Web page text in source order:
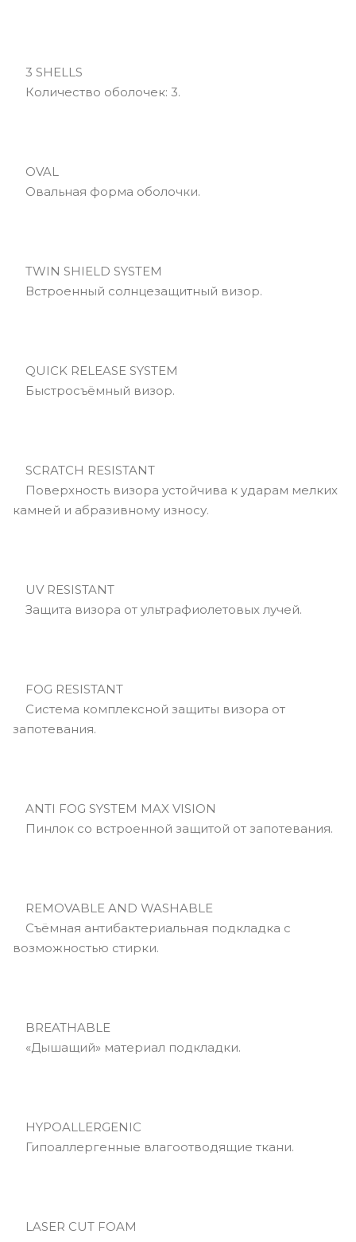
3 SHELLS
Количество оболочек: 3.
OVAL
Овальная форма оболочки.
TWIN SHIELD SYSTEM
Встроенный солнцезащитный визор.
QUICK RELEASE SYSTEM
Быстросъёмный визор.
SCRATCH RESISTANT
Поверхность визора устойчива к ударам мелких
камней и абразивному износу.
UV RESISTANT
Защита визора от ультрафиолетовых лучей.
FOG RESISTANT
Система комплексной защиты визора от
запотевания.
ANTI FOG SYSTEM MAX VISION
Пинлок со встроенной защитой от запотевания.
REMOVABLE AND WASHABLE
Съёмная антибактериальная подкладка с
возможностью стирки.
BREATHABLE
«Дышащий» материал подкладки.
HYPOALLERGENIC
Гипоаллергенные влагоотводящие ткани.
LASER CUT FOAM